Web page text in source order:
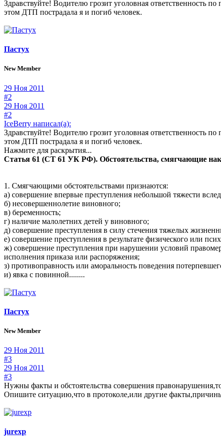
Здравствуйте! Водителю грозит уголовная
этом ДТП пострадала я и погиб человек.
Пастух
New Member
29 Ноя 2011
#2
29 Ноя 2011
#2
IceBerry написал(а):
Здравствуйте! Водителю грозит уголовная
этом ДТП пострадала я и погиб человек.
Нажмите для раскрытия...
Статья 61 (СТ 61 УК РФ). Обстоятельства, смягчающие
1. Смягчающими обстоятельствами признаются:
а) совершение впервые преступления небольшой тяжести
б) несовершеннолетие виновного;
в) беременность;
г) наличие малолетних детей у виновного;
д) совершение преступления в силу стечения тяжелых
е) совершение преступления в результате физического или
ж) совершение преступления при нарушении условий
исполнения приказа или распоряжения;
з) противоправность или аморальность поведения
и) явка с повинной........
Пастух
New Member
29 Ноя 2011
#3
29 Ноя 2011
#3
Нужны факты и обстоятельства совершения
Опишите ситуацию,что в протоколе,или другие
jurexp